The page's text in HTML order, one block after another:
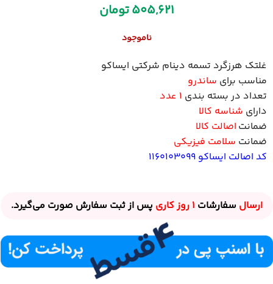
505,621تومان
ناموجود
غلتک هرزگرد تسمه دینام شرکتی ایساکو
مناسب برای ساندرو
تعداد در بسته بندی 1 عدد
دارای شناسه کالا
ضمانت اصالت کالا
ضمانت سلامت فیزیکی
کد اصالت ایساکو 1160103099
ارسال سفارشات 1 روز کاری پس از ثبت سفارش صورت می‌گیرد.